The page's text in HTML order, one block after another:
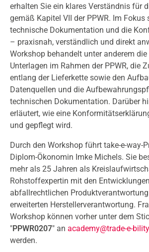
erhalten Sie ein klares Verständnis für
gemäß Kapitel VII der PPWR. Im Fokus
technische Dokumentation und die
– praxisnah, verständlich und direkt
Workshop behandelt unter anderem
Unterlagen im Rahmen der PPWR, die
entlang der Lieferkette sowie den
Datenquellen und die
technischen Dokumentation. Darüber
erläutert, wie eine
und gepflegt wird.
Durch den Workshop führt take-e-way-
Diplom-Ökonomin Imke Michels. Sie
mehr als 25 Jahren als
Rohstoffexpertin mit den
abfallrechtlichen
erweiterten Herstellerverantwortung.
Workshop können vorher unter dem
"PPWR0207" an academy@trade-e-
werden.